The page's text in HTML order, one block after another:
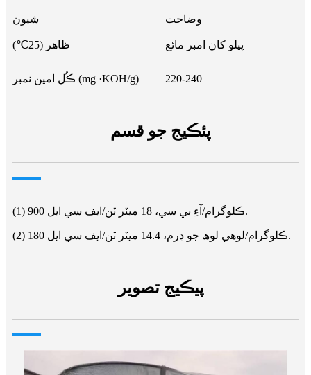
شيون وضاحت
ظاهر (25℃) پيلو کان امبر مائع
ڪُل امين نمبر (mg ·KOH/g) 220-240
پئڪيج جو قسم
(1) 900 ڪلوگرام/آءِ بي سي، 18 ميٽر ٽن/ايف سي ايل.
(2) 180 ڪلوگرام/لوهي لوھ جو ڊرم، 14.4 ميٽر ٽن/ايف سي ايل.
پيڪيج تصوير